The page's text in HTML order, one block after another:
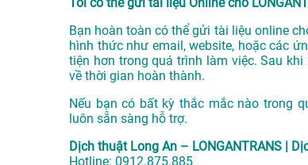
Tôi có thể gửi tài liệu Online cho
Bạn hoàn toàn có thể gửi tài liệu online
hình thức như email, website, hoặc các
tiện hơn trong quá trình làm việc. Sau
về thời gian hoàn thành.
Nếu bạn có bất kỳ thắc mắc nào trong
luôn sẵn sàng hỗ trợ.
Dịch thuật Long An – LONGANTRANS |
Hotline: 0912.875.885